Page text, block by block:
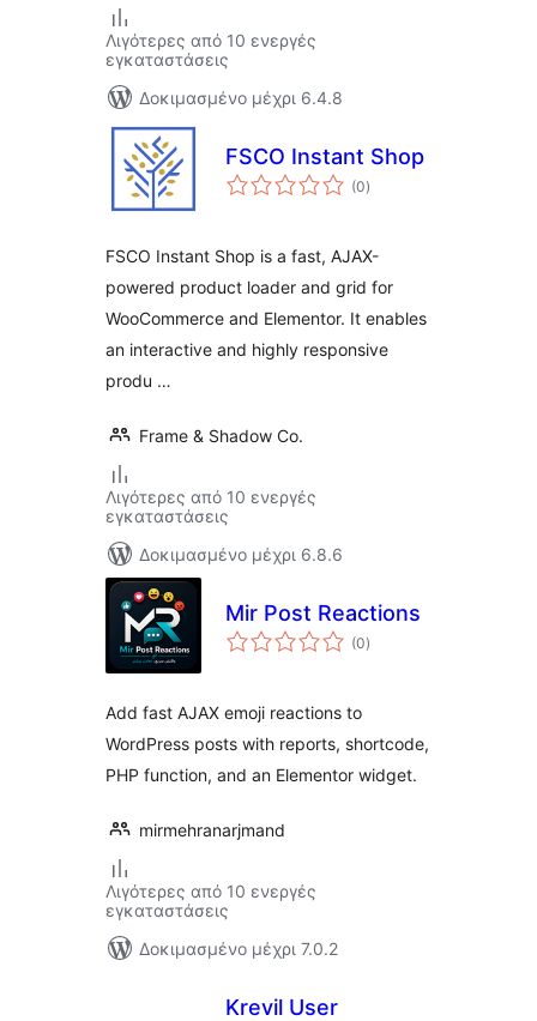
Λιγότερες από 10 ενεργές
εγκαταστάσεις
Δοκιμασμένο μέχρι 6.4.8
FSCO Instant Shop
(0αξιολογήσεις
σύνολο
)
FSCO Instant Shop is a fast, AJAX-
powered product loader and grid for
WooCommerce and Elementor. It enables
an interactive and highly responsive
produ …
Frame & Shadow Co.
Λιγότερες από 10 ενεργές
εγκαταστάσεις
Δοκιμασμένο μέχρι 6.8.6
Mir Post Reactions
(0αξιολογήσεις
σύνολο
)
Add fast AJAX emoji reactions to
WordPress posts with reports, shortcode,
PHP function, and an Elementor widget.
mirmehranarjmand
Λιγότερες από 10 ενεργές
εγκαταστάσεις
Δοκιμασμένο μέχρι 7.0.2
Krevil User